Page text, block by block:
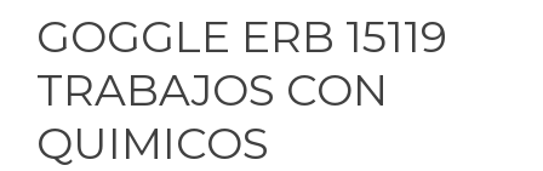
GOGGLE ERB 15119
TRABAJOS CON
QUIMICOS